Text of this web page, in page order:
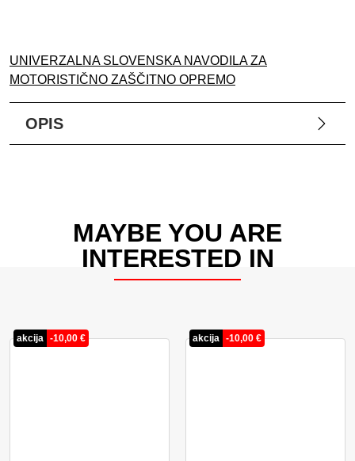
UNIVERZALNA SLOVENSKA NAVODILA ZA
MOTORISTIČNO ZAŠČITNO OPREMO
OPIS
MAYBE YOU ARE
INTERESTED IN
akcija -10,00 € akcija -10,00 €